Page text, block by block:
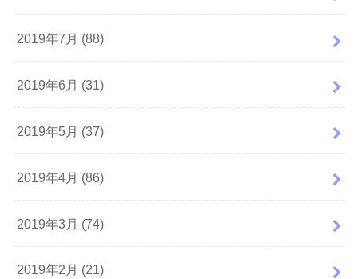
2019年7月 (88)
2019年6月 (31)
2019年5月 (37)
2019年4月 (86)
2019年3月 (74)
2019年2月 (21)